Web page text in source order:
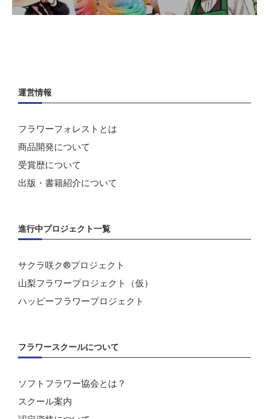
運営情報
フラワーフォレストとは
商品開発について
受賞歴について
出版・書籍紹介について
進行中プロジェクト一覧
サクラ咲ク®プロジェクト
山梨フラワープロジェクト（仮）
ハッピーフラワープロジェクト
フラワースクールについて
ソフトフラワー協会とは？
スクール案内